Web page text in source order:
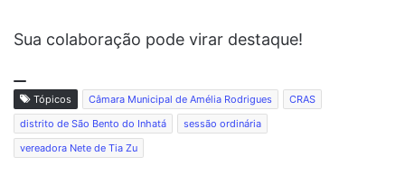
Sua colaboração pode virar destaque!
Tópicos Câmara Municipal de Amélia Rodrigues
CRAS
distrito de São Bento do Inhatá
sessão ordinária
vereadora Nete de Tia Zu